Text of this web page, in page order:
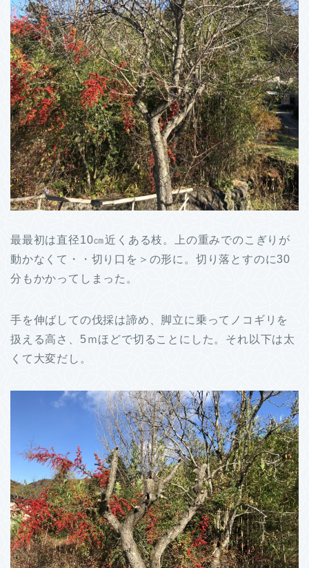
最最初は直径10㎝近くある枝。上の重みでのこぎりが
動かなくて・・切り口を＞の形に。切り落とすのに30
分もかかってしまった。
手を伸ばしての伐採は諦め、脚立に乗ってノコギリを
扱える高さ、5ｍほどで切ることにした。それ以下は太
くて大変だし。